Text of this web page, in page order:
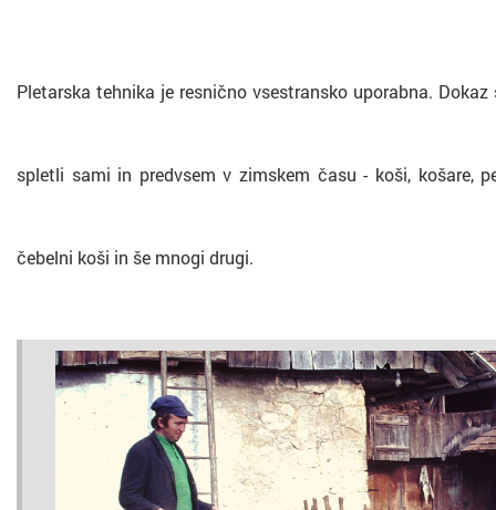
Pletarska tehnika je resnično vsestransko uporabna.
spletli sami in predvsem v zimskem času - koši, košare,
čebelni koši in še mnogi drugi.